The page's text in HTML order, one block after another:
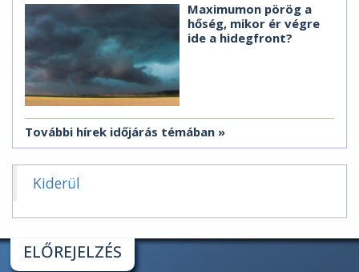
Maximumon pörög a
hőség, mikor ér végre
ide a hidegfront?
További hírek időjárás témában
Kiderül
ELŐREJELZÉS